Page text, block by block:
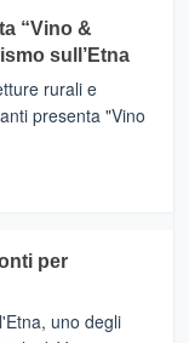
“Vino &
sull’Etna
rurali e
presenta "Vino
per
uno degli